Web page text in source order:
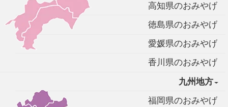
高知県のおみやげ
徳島県のおみやげ
愛媛県のおみやげ
香川県のおみやげ
九州地方
福岡県のおみやげ